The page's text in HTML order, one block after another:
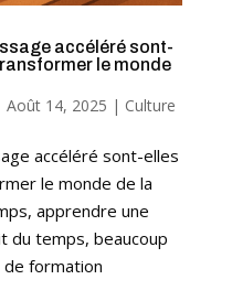
accéléré sont-
le monde
Août 14, 2025 | Culture
accéléré sont-elles
le monde de la
apprendre une
du temps, beaucoup
formation